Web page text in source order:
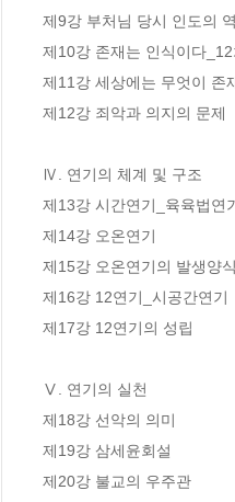
제9강 부처님 당시 인도의
제10강 존재는 인식이다_12
제11강 세상에는 무엇이 존
제12강 죄악과 의지의 문제
Ⅳ. 연기의 체계 및 구조
제13강 시간연기_육육법연
제14강 오온연기
제15강 오온연기의 발생양식
제16강 12연기_시공간연기
제17강 12연기의 성립
Ⅴ. 연기의 실천
제18강 선악의 의미
제19강 삼세윤회설
제20강 불교의 우주관